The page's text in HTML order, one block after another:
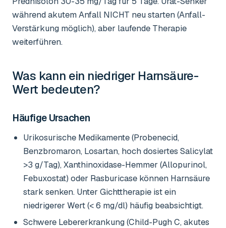
während akutem Anfall NICHT neu starten (Anfall-
Verstärkung möglich), aber laufende Therapie
weiterführen.
Was kann ein niedriger Harnsäure-
Wert bedeuten?
Häufige Ursachen
Urikosurische Medikamente (Probenecid,
Benzbromaron, Losartan, hoch dosiertes Salicylat
>3 g/Tag), Xanthinoxidase-Hemmer (Allopurinol,
Febuxostat) oder Rasburicase können Harnsäure
stark senken. Unter Gichttherapie ist ein
niedrigerer Wert (< 6 mg/dl) häufig beabsichtigt.
Schwere Lebererkrankung (Child-Pugh C, akutes